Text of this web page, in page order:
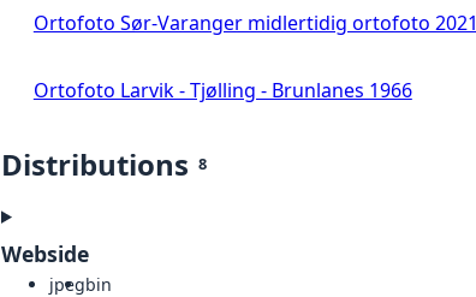
Ortofoto Sør-Varanger midlertidig ortofoto 2021
Ortofoto Larvik - Tjølling - Brunlanes 1966
Distributions 8
Webside
jpegbin